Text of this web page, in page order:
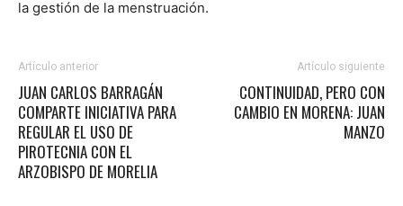
la gestión de la menstruación.
Artículo anterior
JUAN CARLOS BARRAGÁN
COMPARTE INICIATIVA PARA
REGULAR EL USO DE
PIROTECNIA CON EL
ARZOBISPO DE MORELIA
Artículo siguiente
CONTINUIDAD, PERO CON
CAMBIO EN MORENA: JUAN
MANZO